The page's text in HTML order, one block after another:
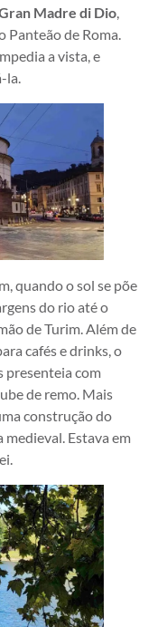
Madre di Dio
Panteão de Roma.
a vista, e
la.
quando o sol se põe
do rio até o
de Turim. Além de
cafés e drinks, o
presenteia com
de remo. Mais
construção do
Estava em